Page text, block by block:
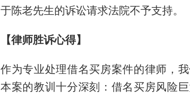
于陈老先生的诉讼请求法院不予支持。
【律师胜诉心得】
作为专业处理借名买房案件的律师，
本案的教训十分深刻：借名买房风险